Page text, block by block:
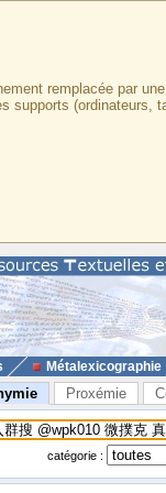
remplacée par
supports (ordinateurs,
Métalexicographie
Proxémie
catégorie :